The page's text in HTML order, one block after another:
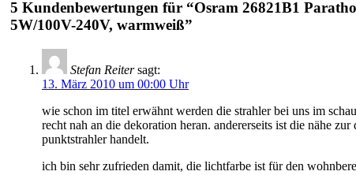
5 Kundenbewertungen für “Osram 26821B1
5W/100V-240V, warmweiß”
Stefan Reiter sagt:
13. März 2010 um 00:00 Uhr
wie schon im titel erwähnt werden die strahler bei uns im
recht nah an die dekoration heran. andererseits ist die nähe
punktstrahler handelt.
ich bin sehr zufrieden damit, die lichtfarbe ist für den